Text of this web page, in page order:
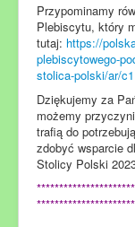
Przypominamy
Plebiscytu, który
tutaj: https://
plebiscytowego-
stolica-polski/ar/
Dziękujemy za
możemy
trafią do
zdobyć wsparcie
Stolicy Polski